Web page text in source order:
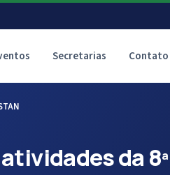
Secretarias Contato
da